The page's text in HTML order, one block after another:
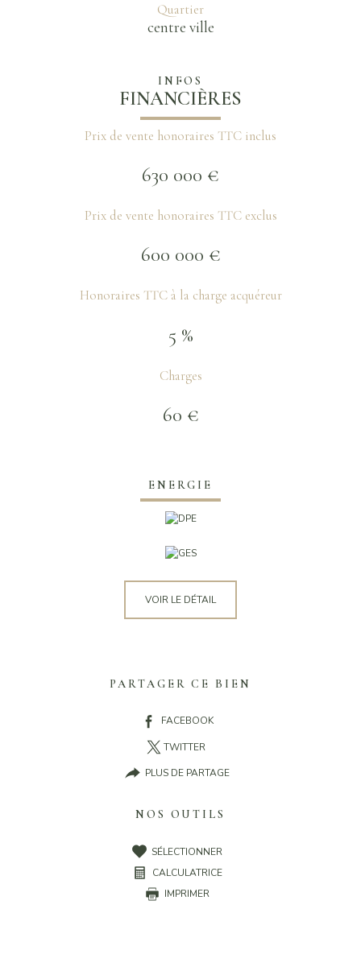
Quartier
centre ville
INFOS
FINANCIÈRES
Prix de vente honoraires TTC inclus
630 000 €
Prix de vente honoraires TTC exclus
600 000 €
Honoraires TTC à la charge acquéreur
5 %
Charges
60 €
ENERGIE
VOIR LE DÉTAIL
PARTAGER CE BIEN
FACEBOOK
TWITTER
PLUS DE PARTAGE
NOS OUTILS
SÉLECTIONNER
CALCULATRICE
IMPRIMER